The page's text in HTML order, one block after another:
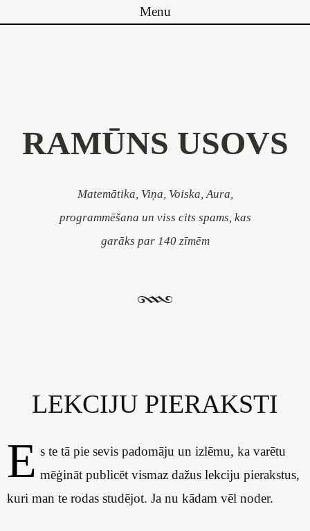
Menu
RAMŪNS USOVS
Matemātika, Viņa, Voiska, Aura,
programmēšana un viss cits spams, kas
garāks par 140 zīmēm
LEKCIJU PIERAKSTI
E s te tā pie sevis padomāju un izlēmu, ka varētu
mēģināt publicēt vismaz dažus lekciju pierakstus,
kuri man te rodas studējot. Ja nu kādam vēl noder.